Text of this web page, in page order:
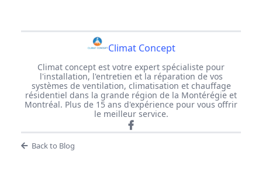
Climat Concept
Climat concept est votre expert spécialiste pour
l'installation, l'entretien et la réparation de vos
systèmes de ventilation, climatisation et chauffage
résidentiel dans la grande région de la Montérégie et
Montréal. Plus de 15 ans d'expérience pour vous offrir
le meilleur service.
Back to Blog